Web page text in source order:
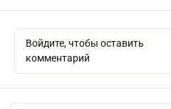
Войдите, чтобы оставить
комментарий